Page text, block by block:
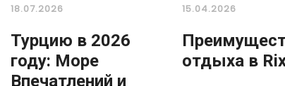
18.07.2026
Турцию в 2026
году: Море
Впечатлений и
15.04.2026
отдыха в